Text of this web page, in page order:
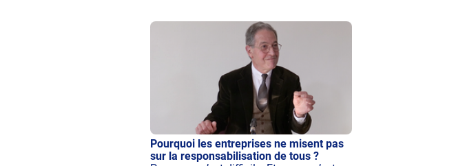
Pourquoi les entreprises ne misent pas
sur la responsabilisation de tous ?